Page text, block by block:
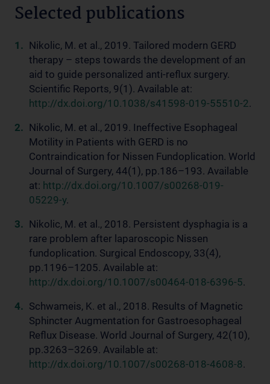
Selected publications
Nikolic, M. et al., 2019. Tailored modern GERD
therapy – steps towards the development of an
aid to guide personalized anti-reflux surgery.
Scientific Reports, 9(1). Available at:
http://dx.doi.org/10.1038/s41598-019-55510-2.
Nikolic, M. et al., 2019. Ineffective Esophageal
Motility in Patients with GERD is no
Contraindication for Nissen Fundoplication. World
Journal of Surgery, 44(1), pp.186–193. Available
at: http://dx.doi.org/10.1007/s00268-019-
05229-y.
Nikolic, M. et al., 2018. Persistent dysphagia is a
rare problem after laparoscopic Nissen
fundoplication. Surgical Endoscopy, 33(4),
pp.1196–1205. Available at:
http://dx.doi.org/10.1007/s00464-018-6396-5.
Schwameis, K. et al., 2018. Results of Magnetic
Sphincter Augmentation for Gastroesophageal
Reflux Disease. World Journal of Surgery, 42(10),
pp.3263–3269. Available at:
http://dx.doi.org/10.1007/s00268-018-4608-8.